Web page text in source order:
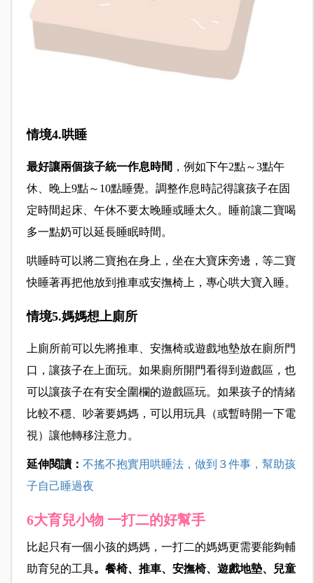
情境4.哄睡
最好讓兩個孩子統一作息時間 ，例如下午2點～3點午
休、晚上9點～10點睡覺。調整作息時記得讓孩子在固
定時間起床、午休不要太晚睡或睡太久。睡前讓二寶喝
多一點奶可以延長睡眠時間。
哄睡時可以將二寶抱在身上，坐在大寶床旁邊，等二寶
快睡著再把他放到推車或安撫椅上，專心哄大寶入睡。
情境5.媽媽想上廁所
上廁所前可以先將推車、安撫椅或遊戲地墊放在廁所門
口，讓孩子在上面玩。如果廁所開門看得到遊戲區，也
可以讓孩子在有安全圍欄的遊戲區玩。如果孩子的情緒
比較不穩、吵著要媽媽，可以用玩具（或暫時開一下電
視）讓他轉移注意力。
延伸閱讀： 不搖不抱實用哄睡法，做到３件事，幫助孩
子自己睡過夜
6大育兒小物 一打二的好幫手
比起只有一個小孩的媽媽，一打二的媽媽更需要能夠輔
助育兒的工具。餐椅、推車、安撫椅、遊戲地墊、兒童